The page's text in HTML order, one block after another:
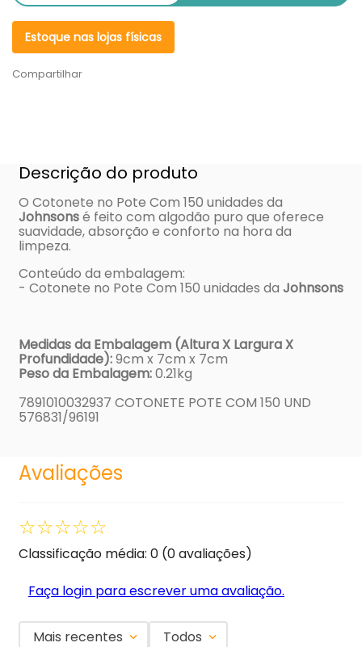
Estoque nas lojas físicas
Compartilhar
Descrição do produto
O Cotonete no Pote Com 150 unidades da
Johnsonsé feito com algodão puro que oferece
suavidade, absorção e conforto na hora da
limpeza.
Conteúdo da embalagem:
- Cotonete no Pote Com 150 unidades da Johnsons
Medidas da Embalagem (Altura X Largura X
Profundidade):9cm x 7cm x 7cm
Peso da Embalagem:0.21kg
7891010032937 COTONETE POTE COM 150 UND
576831/96191
Avaliações
☆☆☆☆☆
Classificação média: 0 (0 avaliações)
Faça login para escrever uma avaliação.
Mais recentes Todos